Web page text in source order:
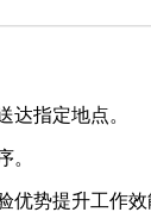
达指定地点。
。
优势提升工作效